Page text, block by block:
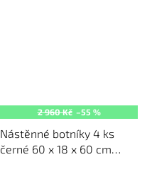
2 960 Kč –55 %
Nástěnné botníky 4 ks
černé 60 x 18 x 60 cm